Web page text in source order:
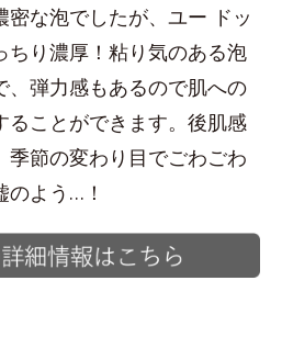
な泡でしたが、ユー ドッ
ちり濃厚！粘り気のある泡
、弾力感もあるので肌への
ることができます。後肌感
季節の変わり目でごわごわ
のよう…！